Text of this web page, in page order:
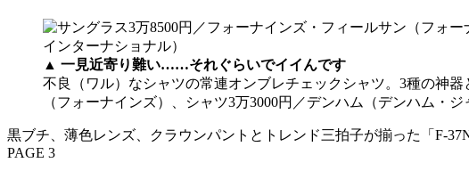
▲ 一見近寄り難い……それぐらいでイイんです
不良（ワル）なシャツの常連オンブレチェックシャツ。3種の神
（フォーナインズ）、シャツ3万3000円／デンハム（デンハム・
黒ブチ、薄色レンズ、クラウンパントとトレンド三拍子が揃った「F-
PAGE 3